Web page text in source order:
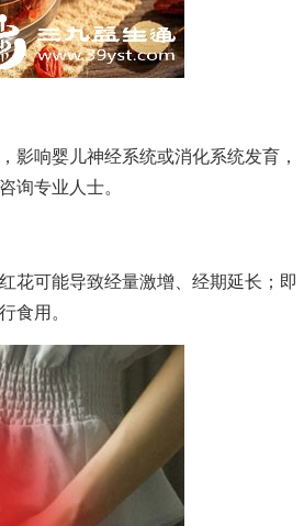
响婴儿神经系统或消化系统发育，
询专业人士。
可能导致经量激增、经期延长；即
食用。